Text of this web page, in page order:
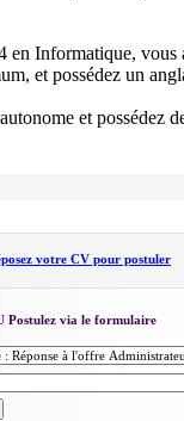
Informatique, vous
et possédez un
et possédez
votre CV pour postuler
Postulez via le formulaire